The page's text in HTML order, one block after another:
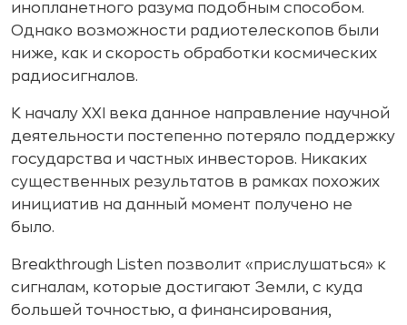
инопланетного разума подобным способом.
Однако возможности радиотелескопов были
ниже, как и скорость обработки космических
радиосигналов.
К началу XXI века данное направление научной
деятельности постепенно потеряло поддержку
государства и частных инвесторов. Никаких
существенных результатов в рамках похожих
инициатив на данный момент получено не
было.
Breakthrough Listen позволит «прислушаться» к
сигналам, которые достигают Земли, с куда
большей точностью, а финансирования,